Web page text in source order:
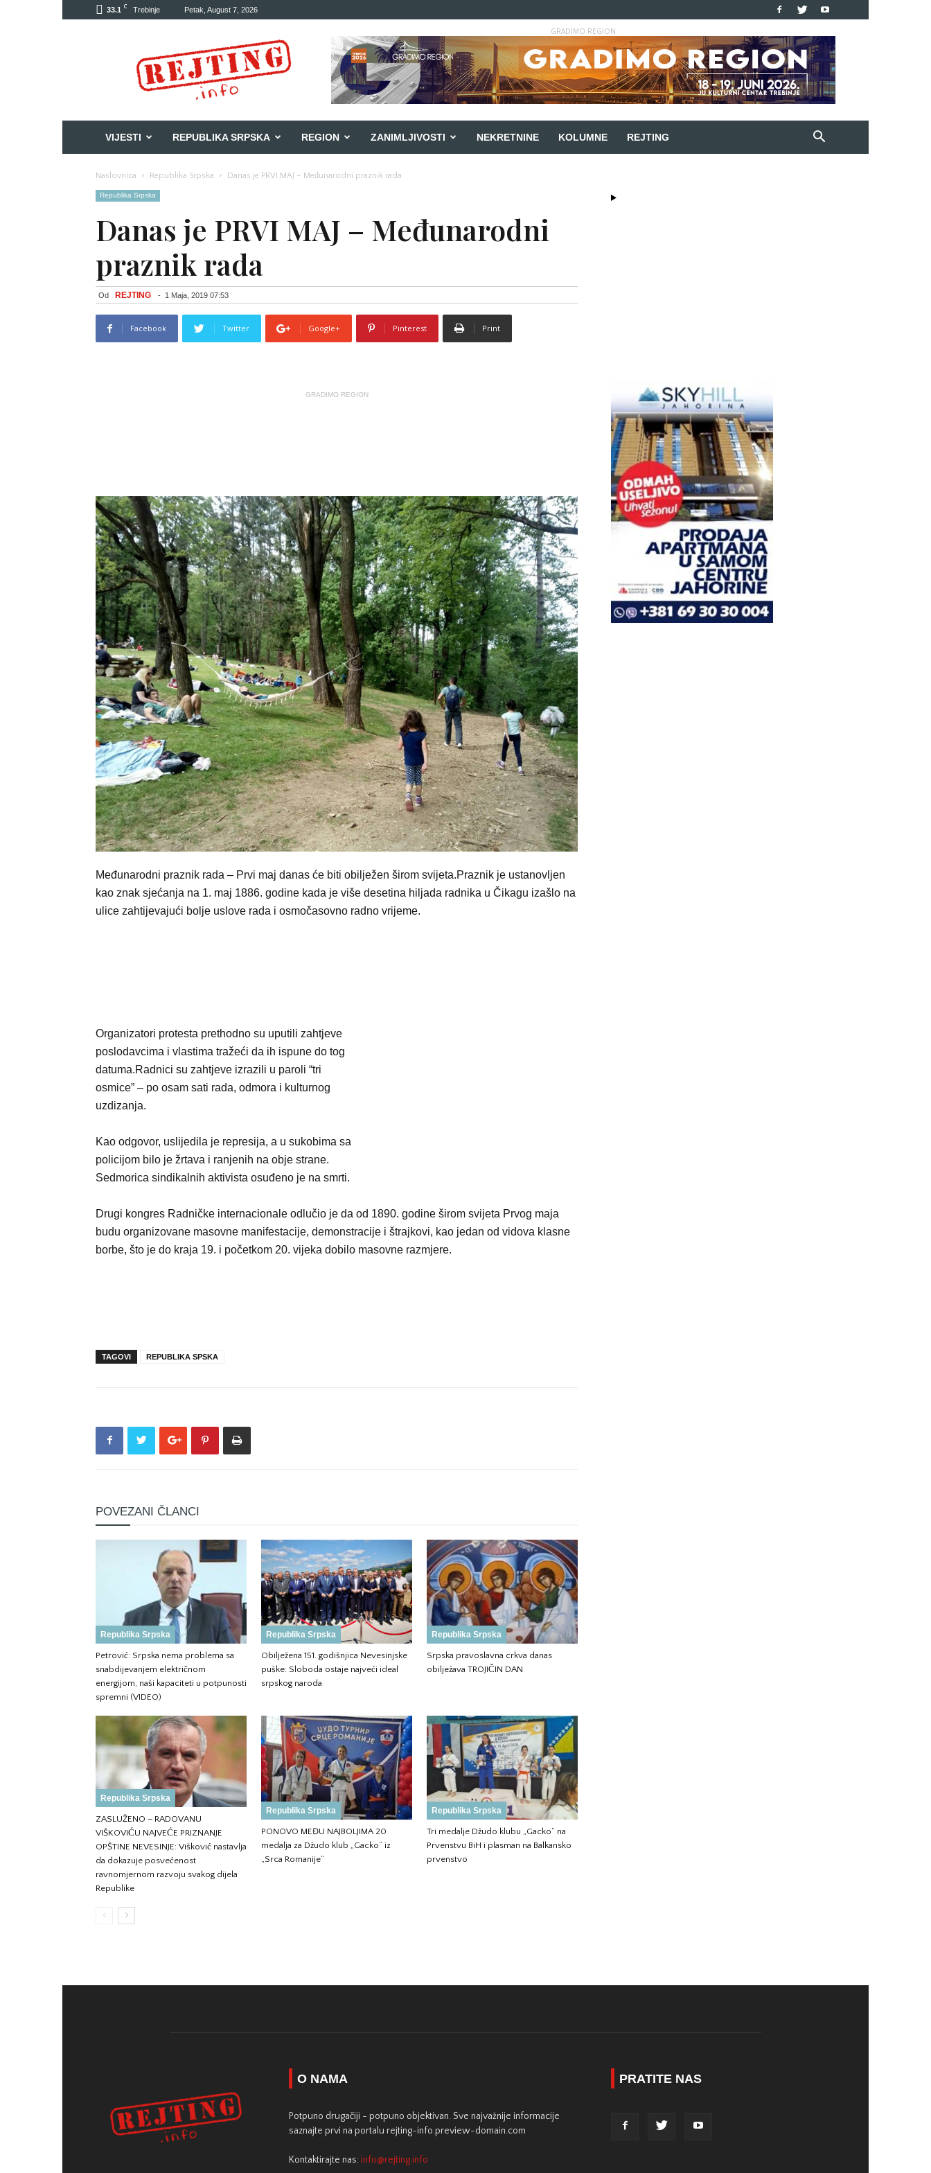
33.1 C Trebinje Petak, August 7, 2026
GRADIMO REGION
VIJESTI REPUBLIKA SRPSKA REGION ZANIMLJIVOSTI NEKRETNINE KOLUMNE REJTING
Naslovnica Republika Srpska Danas je PRVI MAJ – Međunarodni praznik rada
Republika Srpska
Danas je PRVI MAJ – Međunarodni
praznik rada
Od REJTING - 1 Maja, 2019 07:53
Facebook Twitter Google+ Pinterest Print
GRADIMO REGION
Međunarodni praznik rada – Prvi maj danas će biti obilježen širom svijeta.Praznik je ustanovljen
kao znak sjećanja na 1. maj 1886. godine kada je više desetina hiljada radnika u Čikagu izašlo na
ulice zahtijevajući bolje uslove rada i osmočasovno radno vrijeme.
Organizatori protesta prethodno su uputili zahtjeve
poslodavcima i vlastima tražeći da ih ispune do tog
datuma.Radnici su zahtjeve izrazili u paroli “tri
osmice” – po osam sati rada, odmora i kulturnog
uzdizanja.
Kao odgovor, uslijedila je represija, a u sukobima sa
policijom bilo je žrtava i ranjenih na obje strane.
Sedmorica sindikalnih aktivista osuđeno je na smrti.
Drugi kongres Radničke internacionale odlučio je da od 1890. godine širom svijeta Prvog maja
budu organizovane masovne manifestacije, demonstracije i štrajkovi, kao jedan od vidova klasne
borbe, što je do kraja 19. i početkom 20. vijeka dobilo masovne razmjere.
TAGOVI REPUBLIKA SPSKA
POVEZANI ČLANCI
Republika Srpska
Petrović: Srpska nema problema sa
snabdijevanjem električnom
energijom, naši kapaciteti u potpunosti
spremni (VIDEO)
Republika Srpska
Obilježena 151. godišnjica Nevesinjske
puške: Sloboda ostaje najveći ideal
srpskog naroda
Republika Srpska
Srpska pravoslavna crkva danas
obilježava TROJIČIN DAN
Republika Srpska
ZASLUŽENO – RADOVANU
VIŠKOVIĆU NAJVEĆE PRIZNANJE
OPŠTINE NEVESINJE: Višković nastavlja
da dokazuje posvećenost
ravnomjernom razvoju svakog dijela
Republike
Republika Srpska
PONOVO MEĐU NAJBOLJIMA 20
medalja za Džudo klub „Gacko“ iz
„Srca Romanije“
Republika Srpska
Tri medalje Džudo klubu „Gacko“ na
Prvenstvu BiH i plasman na Balkansko
prvenstvo
O NAMA
Potpuno drugačiji - potpuno objektivan. Sve najvažnije informacije
saznajte prvi na portalu rejting-info.preview-domain.com
Kontaktirajte nas: info@rejting.info
PRATITE NAS